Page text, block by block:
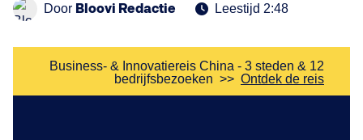
Door Bloovi Redactie Leestijd 2:48
Business- & Innovatiereis China - 3 steden & 12
bedrijfsbezoeken >> Ontdek de reis